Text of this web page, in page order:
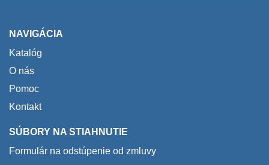
NAVIGÁCIA
Katalóg
O nás
Pomoc
Kontakt
SÚBORY NA STIAHNUTIE
Formulár na odstúpenie od zmluvy